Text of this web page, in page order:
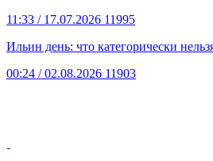
11:33 / 17.07.2026 11995
Ильин день: что категорически
00:24 / 02.08.2026 11903